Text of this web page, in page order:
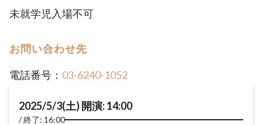
未就学児入場不可
お問い合わせ先
電話番号： 03-6240-1052
2025/5/3(土) 開演: 14:00
終了: 16:00